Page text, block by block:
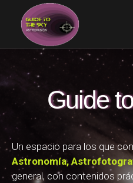
Guide
Un espacio para los que
Astronomía,
general, con contenidos